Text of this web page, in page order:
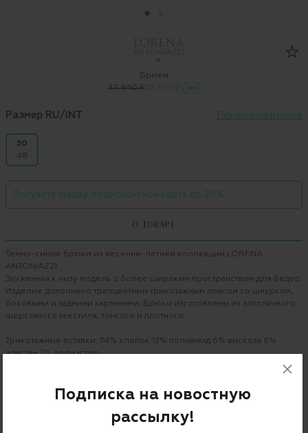
Брюки
47 940 ₽23 970 ₽ -50%
Размер RU/INT Таблица размеров
50
48
Получите скидку по дисконтной карте до 20%
О ТОВАРЕ
Темно-синие брюки из весенне-летней коллекции LORENA
ANTONIAZZI.
Зауженная к низу модель с более широким пространством для бедер.
Изделие дополнено трехцветным трикотажным поясом со шнурком,
боковыми и задними карманами. Брюки изготовлены из эластичного
шерстяного текстиля, тонкого и плотного.
Трикотажные вставки: 74% хлопок 12% полиамид 6% вискоза 6%
эластан 2% полиэстер.
96% шерсть 4% эластан
Подписка на новостную
рассылку!